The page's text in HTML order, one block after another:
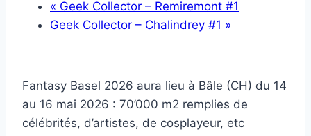
« Geek Collector – Remiremont #1
Geek Collector – Chalindrey #1 »
Fantasy Basel 2026 aura lieu à Bâle (CH) du 14
au 16 mai 2026 : 70’000 m2 remplies de
célébrités, d’artistes, de cosplayeur, etc